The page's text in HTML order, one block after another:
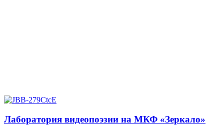
Лаборатория видеопоэзии на МКФ «Зеркало»